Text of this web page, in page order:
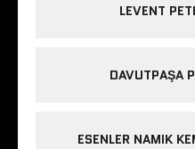
LEVENT
DAVUTPAŞA
ESENLER NAMIK